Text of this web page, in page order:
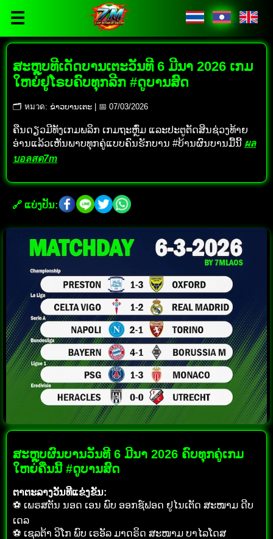
☰
ສະຫຼຸບທີເດັດບານເຕະວັນທີ 6 ມີນາ 2026 ເກມ
ໃຫຍ່ຢູໂຣບຄົບທຸກລີກ #ດູບານສົດ
🗂 หมวด: ຂ່າວບານເຕະ | 📅 07/03/2026
ຄືນດຽວມີທັງເກມພລິກ ເກມຖະຫຼົ່ມ ແລະປະຕູຕັດສິນຊ່ວງທ້າຍ
ອ່ານແລ້ວເຫັນພາບທຸກຄູ່ແບບຄົນຮັກບານ #ບ້ານຜົນບານມື້ນີ້ ผล
บอลสด7m
🔗 ແບ່ງປັນ:
ສະຫຼຸບຜົນບານວັນທີ 6 ມີນາ 2026 ຄົບທຸກຄູ່ເກມ
ໃຫຍ່ຄືນນີ້ #ດູບານສົດ
ຕາຕະລາງວັນທີແຂ່ງຂັນ:
⚽ ເພຣສຕັນ ນອດ ເອນ ພົບ ອອກຊ໌ຟອດ ຢູໄນເຕັດ ສະໜາມ ດີບ
ເດລ
⚽ ເຊລຕ້າ ວິໂກ ພົບ ເຣອັລ ມາດຣິດ ສະໜາມ ບາໄລໂດສ